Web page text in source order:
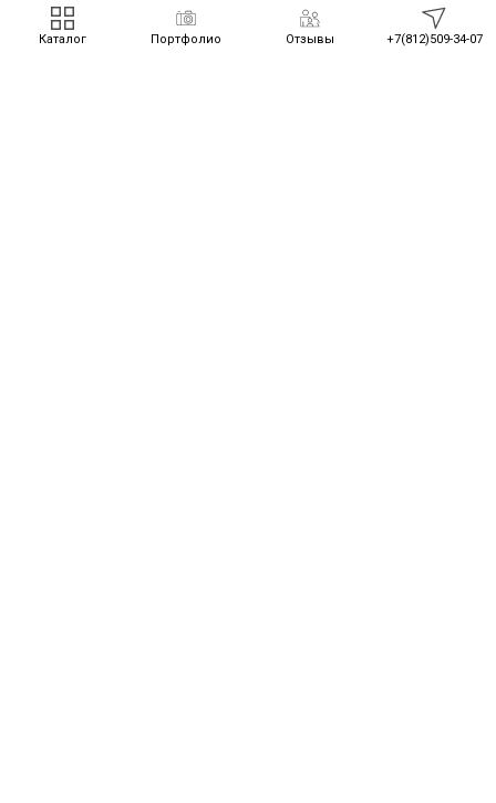
Каталог Портфолио Отзывы +7(812)509-34-07